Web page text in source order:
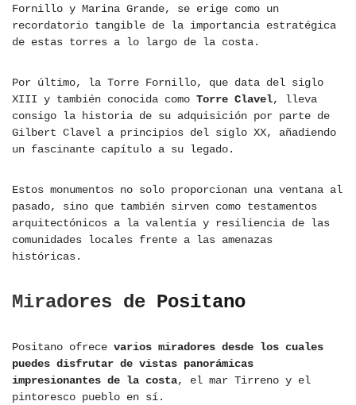
Fornillo y Marina Grande, se erige como un
recordatorio tangible de la importancia estratégica
de estas torres a lo largo de la costa.
Por último, la Torre Fornillo, que data del siglo
XIII y también conocida como Torre Clavel, lleva
consigo la historia de su adquisición por parte de
Gilbert Clavel a principios del siglo XX, añadiendo
un fascinante capítulo a su legado.
Estos monumentos no solo proporcionan una ventana al
pasado, sino que también sirven como testamentos
arquitectónicos a la valentía y resiliencia de las
comunidades locales frente a las amenazas
históricas.
Miradores de Positano
Positano ofrece varios miradores desde los cuales
puedes disfrutar de vistas panorámicas
impresionantes de la costa, el mar Tirreno y el
pintoresco pueblo en sí.